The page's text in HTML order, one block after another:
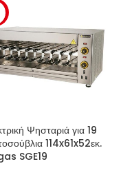
Ψησταριά για 19
114x61x52εκ.
SGE19